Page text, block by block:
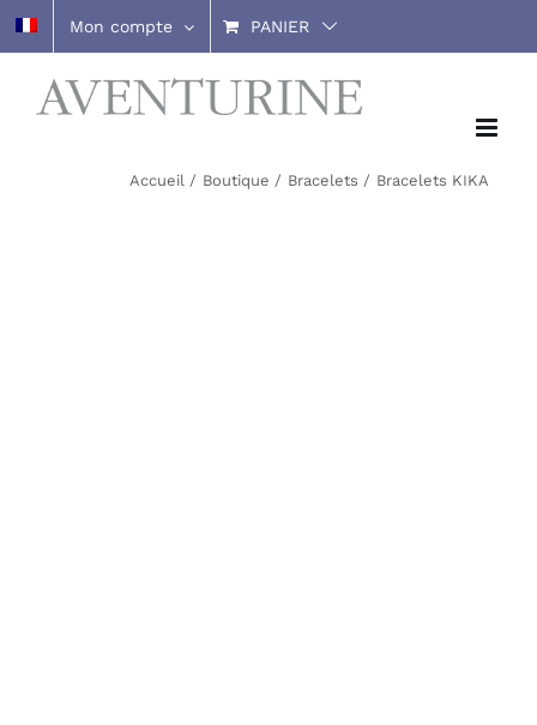
Passer
au
contenu
Mon compte PANIER
Accueil Boutique Bracelets Bracelets KIKA